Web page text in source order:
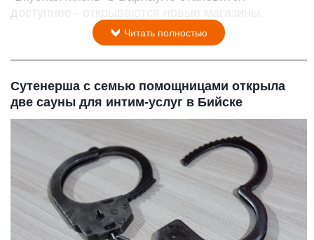
доступнее - открываются новые магазины.
Читать полностью
Сутенерша с семью помощницами открыла
две сауны для интим-услуг в Бийске